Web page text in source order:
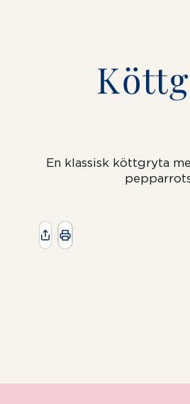
En klassisk köttgryta